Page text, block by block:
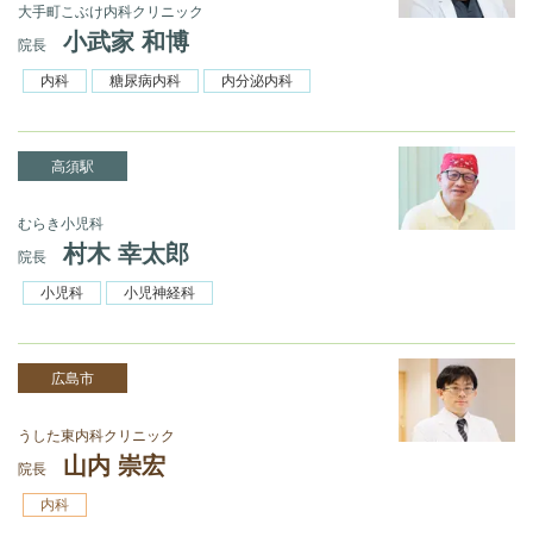
大手町こぶけ内科クリニック
院長
小武家 和博
内科 糖尿病内科 内分泌内科
高須駅
むらき小児科
院長
村木 幸太郎
小児科 小児神経科
広島市
うした東内科クリニック
院長
山内 崇宏
内科